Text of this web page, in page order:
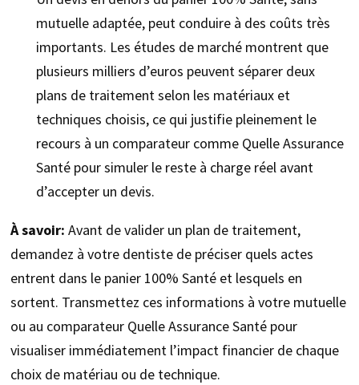
mutuelle adaptée, peut conduire à des coûts très
importants. Les études de marché montrent que
plusieurs milliers d’euros peuvent séparer deux
plans de traitement selon les matériaux et
techniques choisis, ce qui justifie pleinement le
recours à un comparateur comme Quelle Assurance
Santé pour simuler le reste à charge réel avant
d’accepter un devis.
À savoir: Avant de valider un plan de traitement,
demandez à votre dentiste de préciser quels actes
entrent dans le panier 100% Santé et lesquels en
sortent. Transmettez ces informations à votre mutuelle
ou au comparateur Quelle Assurance Santé pour
visualiser immédiatement l’impact financier de chaque
choix de matériau ou de technique.